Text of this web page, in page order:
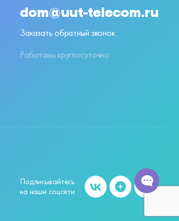
dom@uut-telecom.ru
Заказать обратный звонок
Работаем круглосуточно
Подписывайтесь
на наши соцсети